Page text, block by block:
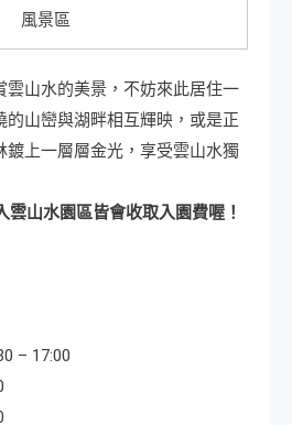
風景區
雲山水的美景，不妨來此居住一
的山巒與湖畔相互輝映，或是正
鍍上一層層金光，享受雲山水獨
雲山水園區皆會收取入園費喔！
– 17:00